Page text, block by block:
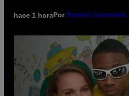
hace 1 horaPor Sammi Caramela